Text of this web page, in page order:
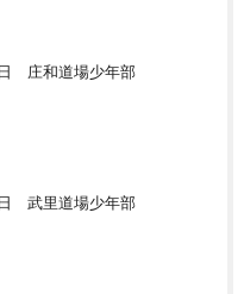
庄和道場少年部
武里道場少年部